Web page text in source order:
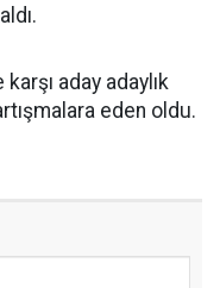
aday adaylık
eden oldu.